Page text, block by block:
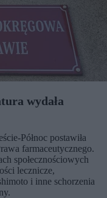
wydała
Północ postawiła
farmaceutycznego.
społecznościowych
lecznicze,
i inne schorzenia